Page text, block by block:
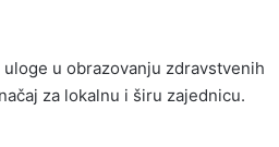
u obrazovanju zdravstvenih
za lokalnu i širu zajednicu.